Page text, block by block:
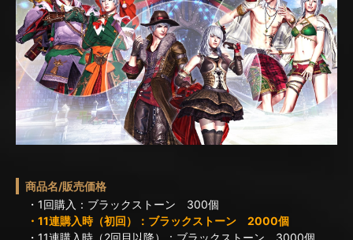
商品名/販売価格
・1回購入：ブラックストーン 300個
・11連購入時（初回）：ブラックストーン 2000個